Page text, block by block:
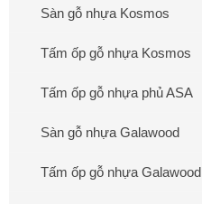
Sàn gỗ nhựa Kosmos
Tấm ốp gỗ nhựa Kosmos
Tấm ốp gỗ nhựa phủ ASA
Sàn gỗ nhựa Galawood
Tấm ốp gỗ nhựa Galawood